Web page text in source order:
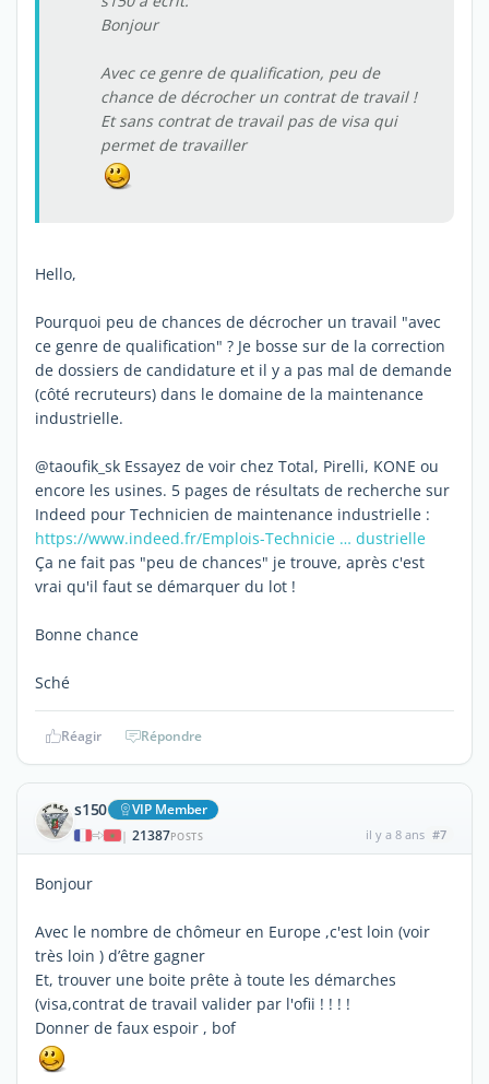
Bonjour
Avec ce genre de qualification, peu de
chance de décrocher un contrat de travail !
Et sans contrat de travail pas de visa qui
permet de travailler
Hello,
Pourquoi peu de chances de décrocher un travail "avec
ce genre de qualification" ? Je bosse sur de la correction
de dossiers de candidature et il y a pas mal de demande
(côté recruteurs) dans le domaine de la maintenance
industrielle.
@taoufik_sk Essayez de voir chez Total, Pirelli, KONE ou
encore les usines. 5 pages de résultats de recherche sur
Indeed pour Technicien de maintenance industrielle :
https://www.indeed.fr/Emplois-Technicie … dustrielle
Ça ne fait pas "peu de chances" je trouve, après c'est
vrai qu'il faut se démarquer du lot !
Bonne chance
Sché
Réagir Répondre
s150 VIP Member
| 21387POSTS il y a 8 ans #7
Bonjour
Avec le nombre de chômeur en Europe ,c'est loin (voir
très loin ) d’être gagner
Et, trouver une boite prête à toute les démarches
(visa,contrat de travail valider par l'ofii ! ! ! !
Donner de faux espoir , bof